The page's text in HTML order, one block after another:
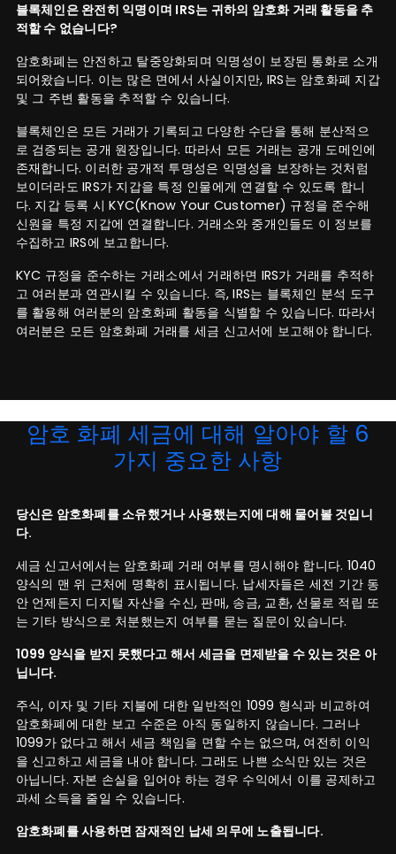
블록체인은 완전히 익명이며 IRS는 귀하의 암호화 거래 활동을 추
적할 수 없습니다?
암호화폐는 안전하고 탈중앙화되며 익명성이 보장된 통화로 소개
되어왔습니다. 이는 많은 면에서 사실이지만, IRS는 암호화폐 지갑
및 그 주변 활동을 추적할 수 있습니다.
블록체인은 모든 거래가 기록되고 다양한 수단을 통해 분산적으
로 검증되는 공개 원장입니다. 따라서 모든 거래는 공개 도메인에
존재합니다. 이러한 공개적 투명성은 익명성을 보장하는 것처럼
보이더라도 IRS가 지갑을 특정 인물에게 연결할 수 있도록 합니
다. 지갑 등록 시 KYC(Know Your Customer) 규정을 준수해
신원을 특정 지갑에 연결합니다. 거래소와 중개인들도 이 정보를
수집하고 IRS에 보고합니다.
KYC 규정을 준수하는 거래소에서 거래하면 IRS가 거래를 추적하
고 여러분과 연관시킬 수 있습니다. 즉, IRS는 블록체인 분석 도구
를 활용해 여러분의 암호화폐 활동을 식별할 수 있습니다. 따라서
여러분은 모든 암호화폐 거래를 세금 신고서에 보고해야 합니다.
암호 화폐 세금에 대해 알아야 할 6
가지 중요한 사항
당신은 암호화폐를 소유했거나 사용했는지에 대해 물어볼 것입니
다.
세금 신고서에서는 암호화폐 거래 여부를 명시해야 합니다. 1040
양식의 맨 위 근처에 명확히 표시됩니다. 납세자들은 세전 기간 동
안 언제든지 디지털 자산을 수신, 판매, 송금, 교환, 선물로 적립 또
는 기타 방식으로 처분했는지 여부를 묻는 질문이 있습니다.
1099 양식을 받지 못했다고 해서 세금을 면제받을 수 있는 것은 아
닙니다.
주식, 이자 및 기타 지불에 대한 일반적인 1099 형식과 비교하여
암호화폐에 대한 보고 수준은 아직 동일하지 않습니다. 그러나
1099가 없다고 해서 세금 책임을 면할 수는 없으며, 여전히 이익
을 신고하고 세금을 내야 합니다. 그래도 나쁜 소식만 있는 것은
아닙니다. 자본 손실을 입어야 하는 경우 수익에서 이를 공제하고
과세 소득을 줄일 수 있습니다.
암호화폐를 사용하면 잠재적인 납세 의무에 노출됩니다.